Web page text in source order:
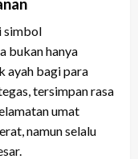
simbol
bukan hanya
ayah bagi para
tersimpan rasa
umat
namun selalu